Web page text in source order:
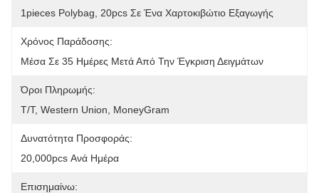
1pieces Polybag, 20pcs Σε Ένα Χαρτοκιβώτιο Εξαγωγής
Χρόνος Παράδοσης:
Μέσα Σε 35 Ημέρες Μετά Από Την Έγκριση Δειγμάτων
Όροι Πληρωμής:
T/T, Western Union, MoneyGram
Δυνατότητα Προσφοράς:
20,000pcs Ανά Ημέρα
Επισημαίνω: